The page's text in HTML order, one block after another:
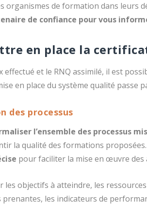
organismes de formation dans leurs
de confiance pour vous
en place la
effectué et le RNQ assimilé, il est
en place du système qualité passe
des processus
l’ensemble des processus
la qualité des formations
pour faciliter la mise en œuvre des
les objectifs à atteindre, les
les indicateurs de